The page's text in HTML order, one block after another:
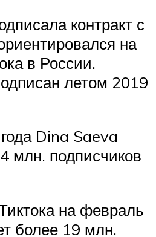
контракт с
на
в России.
летом 2019
Dina Saeva
млн. подписчиков
на февраль
более 19 млн.